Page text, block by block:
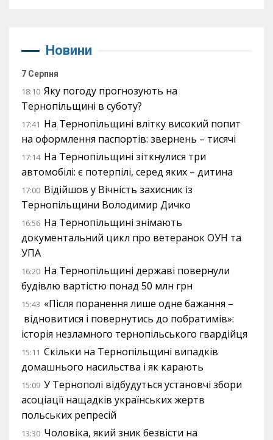
Новини
7 Серпня
18:10 Яку погоду прогнозують на
Тернопільщині в суботу?
17:41 На Тернопільщині влітку високий попит
на оформлення паспортів: звернень – тисячі
17:14 На Тернопільщині зіткнулися три
автомобілі: є потерпілі, серед яких – дитина
17:00 Відійшов у Вічність захисник із
Тернопільщини Володимир Дичко
16:56 На Тернопільщині знімають
документальний цикл про ветеранок ОУН та
УПА
16:20 На Тернопільщині державі повернули
будівлю вартістю понад 50 млн грн
15:43 «Після поранення лише одне бажання –
відновитися і повернутись до побратимів»:
історія незламного тернопільського гвардійця
15:11 Скільки на Тернопільщині випадків
домашнього насильства і як карають
15:09 У Тернополі відбудуться установчі збори
асоціації нащадків українських жертв
польських репресій
13:30 Чоловіка, який зник безвісти на